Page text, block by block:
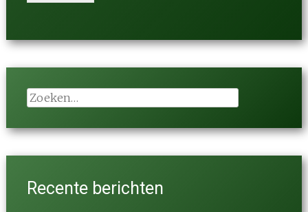
Zoeken
Recente berichten